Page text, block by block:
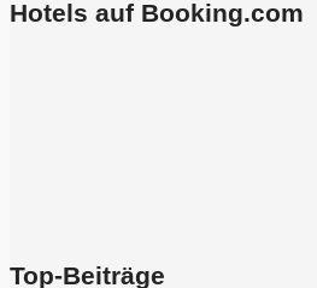
Hotels auf Booking.com
Top-Beiträge